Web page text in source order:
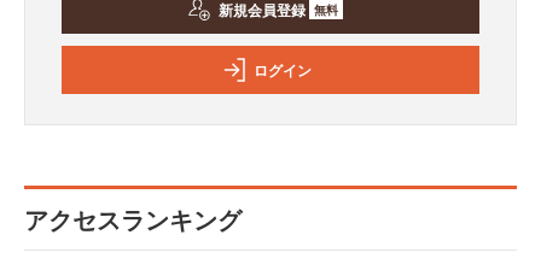
新規会員登録 無料
ログイン
アクセスランキング